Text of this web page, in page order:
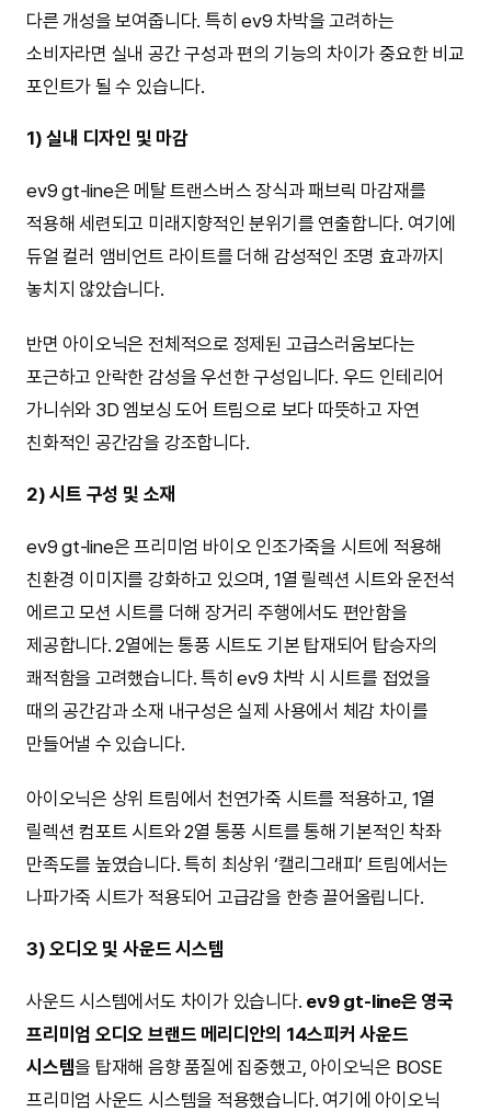
다른 개성을 보여줍니다. 특히 ev9 차박을 고려하는
소비자라면 실내 공간 구성과 편의 기능의 차이가 중요한 비교
포인트가 될 수 있습니다.
1) 실내 디자인 및 마감
ev9 gt-line은 메탈 트랜스버스 장식과 패브릭 마감재를
적용해 세련되고 미래지향적인 분위기를 연출합니다. 여기에
듀얼 컬러 앰비언트 라이트를 더해 감성적인 조명 효과까지
놓치지 않았습니다.
반면 아이오닉은 전체적으로 정제된 고급스러움보다는
포근하고 안락한 감성을 우선한 구성입니다. 우드 인테리어
가니쉬와 3D 엠보싱 도어 트림으로 보다 따뜻하고 자연
친화적인 공간감을 강조합니다.
2) 시트 구성 및 소재
ev9 gt-line은 프리미엄 바이오 인조가죽을 시트에 적용해
친환경 이미지를 강화하고 있으며, 1열 릴렉션 시트와 운전석
에르고 모션 시트를 더해 장거리 주행에서도 편안함을
제공합니다. 2열에는 통풍 시트도 기본 탑재되어 탑승자의
쾌적함을 고려했습니다. 특히 ev9 차박 시 시트를 접었을
때의 공간감과 소재 내구성은 실제 사용에서 체감 차이를
만들어낼 수 있습니다.
아이오닉은 상위 트림에서 천연가죽 시트를 적용하고, 1열
릴렉션 컴포트 시트와 2열 통풍 시트를 통해 기본적인 착좌
만족도를 높였습니다. 특히 최상위 ‘캘리그래피’ 트림에서는
나파가죽 시트가 적용되어 고급감을 한층 끌어올립니다.
3) 오디오 및 사운드 시스템
사운드 시스템에서도 차이가 있습니다. ev9 gt-line은 영국
프리미엄 오디오 브랜드 메리디안의 14스피커 사운드
시스템을 탑재해 음향 품질에 집중했고, 아이오닉은 BOSE
프리미엄 사운드 시스템을 적용했습니다. 여기에 아이오닉